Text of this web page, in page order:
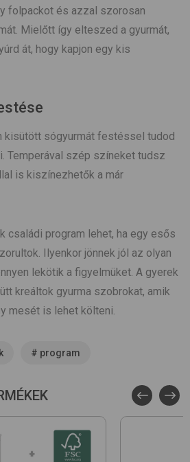
folpackot és azzal szorosan
Mielőtt így elteszed a gyurmát,
át, hogy kapjon egy kis
kisütött sógyurmát festéssel tudod
Temperával szép színeket tudsz
is kiszínezhetők a már
családi program lehet, ha egy esős
Ilyenkor jönnek jól az olyan
lekötik a figyelmüket. A gyerek
kreáltok gyurma szobrokat, amik
mesét is lehet költeni.
# program